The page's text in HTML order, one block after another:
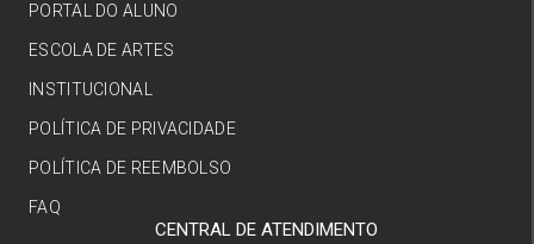
PORTAL DO ALUNO
ESCOLA DE ARTES
INSTITUCIONAL
POLÍTICA DE PRIVACIDADE
POLÍTICA DE REEMBOLSO
FAQ
CENTRAL DE ATENDIMENTO